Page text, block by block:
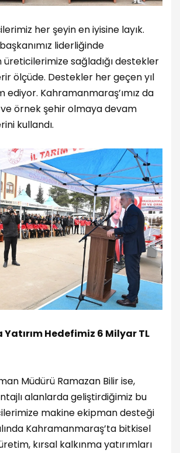
her şeyin en iyisine layık.
liderliğinde
sağladığı destekler
ölçüde. Destekler her geçen yıl
Kahramanmaraş’ımız da
örnek şehir olmaya devam
kullandı.
Yatırım Hedefimiz 6 Milyar TL
Müdürü Ramazan Bilir ise,
alanlarda geliştirdiğimiz bu
makine ekipman desteği
Kahramanmaraş’ta bitkisel
kırsal kalkınma yatırımları